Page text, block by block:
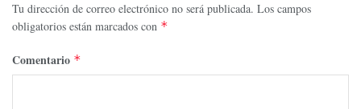
Tu dirección de correo electrónico no será publicada. Los campos
obligatorios están marcados con *
Comentario *